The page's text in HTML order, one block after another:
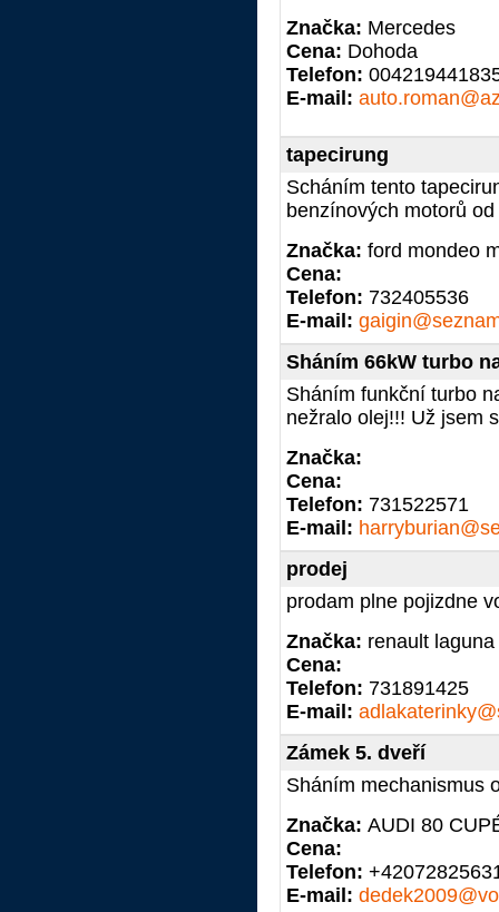
Značka: Mercedes
Cena: Dohoda
Telefon:
E-mail:
tapecirung
Scháním tento
benzínových motorů od
Značka: ford mondeo
Cena:
Telefon: 732405536
E-mail:
Sháním 66kW turbo
Sháním funkční turbo
nežralo olej!!! Už jsem
Značka:
Cena:
Telefon: 731522571
E-mail:
prodej
prodam plne pojizdne
Značka: renault
Cena:
Telefon: 731891425
E-mail:
Zámek 5. dveří
Sháním mechanismus
Značka: AUDI 80
Cena:
Telefon:
E-mail: